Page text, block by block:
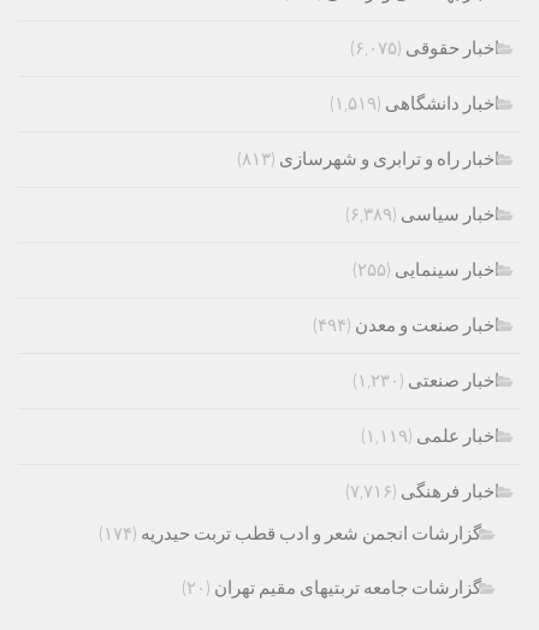
اخبار حقوقی (۶,۰۷۵)
اخبار دانشگاهی (۱,۵۱۹)
اخبار راه و ترابری و شهرسازی (۸۱۳)
اخبار سیاسی (۶,۳۸۹)
اخبار سینمایی (۲۵۵)
اخبار صنعت و معدن (۴۹۴)
اخبار صنعتی (۱,۲۳۰)
اخبار علمی (۱,۱۱۹)
اخبار فرهنگی (۷,۷۱۶)
گزارشات انجمن شعر و ادب قطب تربت حیدریه (۱۷۴)
گزارشات جامعه تربتیهای مقیم تهران (۲۰)